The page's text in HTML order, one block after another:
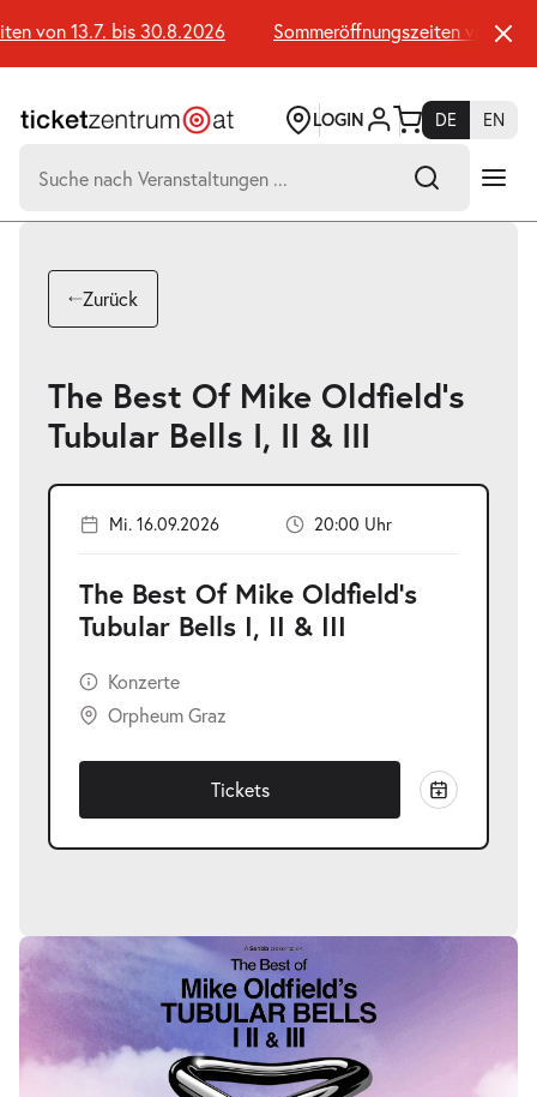
Seiteninhalt
springen
von 13.7. bis 30.8.2026 Sommeröffnungszeiten von 13.7.
LOGIN DE
EN
nach:
Suchtreffer:
Zurück
The Best Of Mike Oldfield's
Tubular Bells I, II & III
Mi. 16.09.2026 20:00 Uhr
The Best Of Mike Oldfield's
Tubular Bells I, II & III
Konzerte
Orpheum Graz
Tickets
Bildergalerie
überspringen